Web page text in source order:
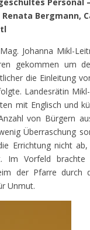
Bergmann,
Johanna Mikl-
gekommen um
die Einleitung
Landesrätin
mit Englisch und
von Bürgern
Überraschung
Errichtung nicht
Im Vorfeld
der Pfarre durch
Unmut.